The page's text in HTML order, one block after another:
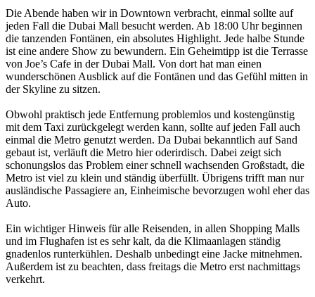
Die Abende haben wir in Downtown verbracht, einmal sollte auf
jeden Fall die Dubai Mall besucht werden. Ab 18:00 Uhr beginnen
die tanzenden Fontänen, ein absolutes Highlight. Jede halbe Stunde
ist eine andere Show zu bewundern. Ein Geheimtipp ist die Terrasse
von Joe’s Cafe in der Dubai Mall. Von dort hat man einen
wunderschönen Ausblick auf die Fontänen und das Gefühl mitten in
der Skyline zu sitzen.
Obwohl praktisch jede Entfernung problemlos und kostengünstig
mit dem Taxi zurückgelegt werden kann, sollte auf jeden Fall auch
einmal die Metro genutzt werden. Da Dubai bekanntlich auf Sand
gebaut ist, verläuft die Metro hier oderirdisch. Dabei zeigt sich
schonungslos das Problem einer schnell wachsenden Großstadt, die
Metro ist viel zu klein und ständig überfüllt. Übrigens trifft man nur
ausländische Passagiere an, Einheimische bevorzugen wohl eher das
Auto.
Ein wichtiger Hinweis für alle Reisenden, in allen Shopping Malls
und im Flughafen ist es sehr kalt, da die Klimaanlagen ständig
gnadenlos runterkühlen. Deshalb unbedingt eine Jacke mitnehmen.
Außerdem ist zu beachten, dass freitags die Metro erst nachmittags
verkehrt.